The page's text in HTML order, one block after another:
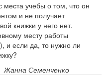
места учебы о том, что он
и не получает
книжки у него нет.
месту работы
и если да, то нужно ли
Жанна Семенченко